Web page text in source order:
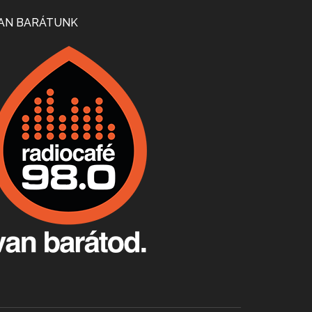
Apr 24, 2026 • 00:38:10
Villány, kékfrankos, Jackfall
Apr 17, 2026 • 00:35:38
Apr 9, 2026 • 00:37:17
BARÁTUNK